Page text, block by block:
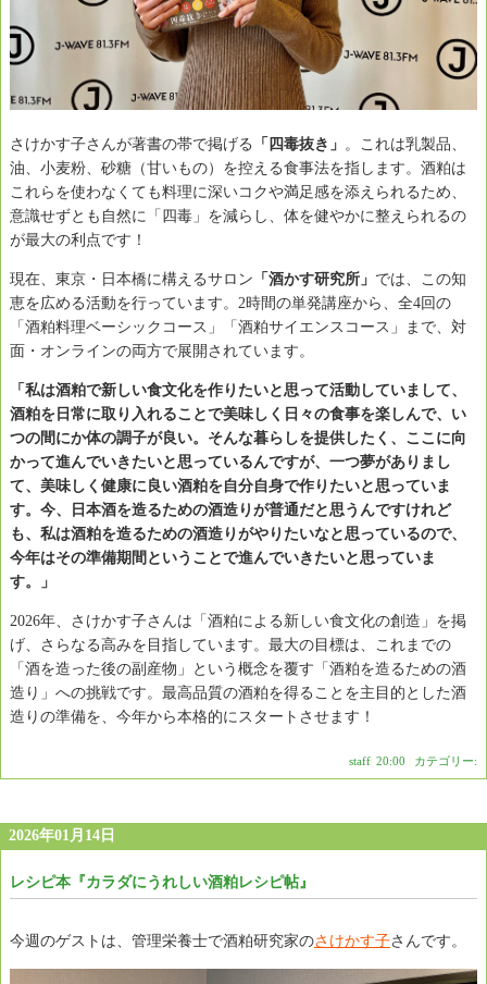
さけかす子さんが著書の帯で掲げる 「四毒抜き」 。これは乳製品、
油、小麦粉、砂糖（甘いもの）を控える食事法を指します。酒粕は
これらを使わなくても料理に深いコクや満足感を添えられるため、
意識せずとも自然に「四毒」を減らし、体を健やかに整えられるの
が最大の利点です！
現在、東京・日本橋に構えるサロン 「酒かす研究所」 では、この知
恵を広める活動を行っています。2時間の単発講座から、全4回の
「酒粕料理ベーシックコース」「酒粕サイエンスコース」まで、対
面・オンラインの両方で展開されています。
「私は酒粕で新しい食文化を作りたいと思って活動していまして、
酒粕を日常に取り入れることで美味しく日々の食事を楽しんで、い
つの間にか体の調子が良い。そんな暮らしを提供したく、ここに向
かって進んでいきたいと思っているんですが、一つ夢がありまし
て、美味しく健康に良い酒粕を自分自身で作りたいと思っていま
す。今、日本酒を造るための酒造りが普通だと思うんですけれど
も、私は酒粕を造るための酒造りがやりたいなと思っているので、
今年はその準備期間ということで進んでいきたいと思っていま
す。」
2026年、さけかす子さんは「酒粕による新しい食文化の創造」を掲
げ、さらなる高みを目指しています。最大の目標は、これまでの
「酒を造った後の副産物」という概念を覆す「酒粕を造るための酒
造り」への挑戦です。最高品質の酒粕を得ることを主目的とした酒
造りの準備を、今年から本格的にスタートさせます！
staff 20:00 カテゴリー:
2026年01月14日
レシピ本『カラダにうれしい酒粕レシピ帖』
今週のゲストは、管理栄養士で酒粕研究家のさけかす子さんです。